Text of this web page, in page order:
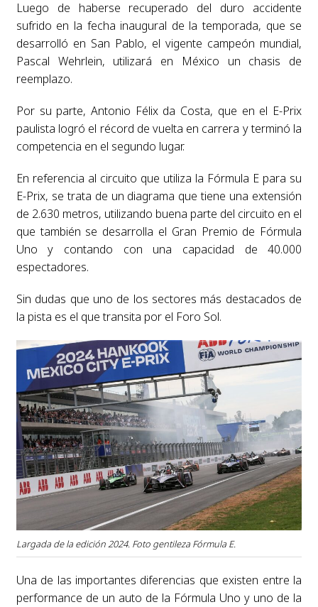
Luego de haberse recuperado del duro accidente
sufrido en la fecha inaugural de la temporada, que se
desarrolló en San Pablo, el vigente campeón mundial,
Pascal Wehrlein, utilizará en México un chasis de
reemplazo.
Por su parte, Antonio Félix da Costa, que en el E-Prix
paulista logró el récord de vuelta en carrera y terminó la
competencia en el segundo lugar.
En referencia al circuito que utiliza la Fórmula E para su
E-Prix, se trata de un diagrama que tiene una extensión
de 2.630 metros, utilizando buena parte del circuito en el
que también se desarrolla el Gran Premio de Fórmula
Uno y contando con una capacidad de 40.000
espectadores.
Sin dudas que uno de los sectores más destacados de
la pista es el que transita por el Foro Sol.
Largada de la edición 2024. Foto gentileza Fórmula E.
Una de las importantes diferencias que existen entre la
performance de un auto de la Fórmula Uno y uno de la